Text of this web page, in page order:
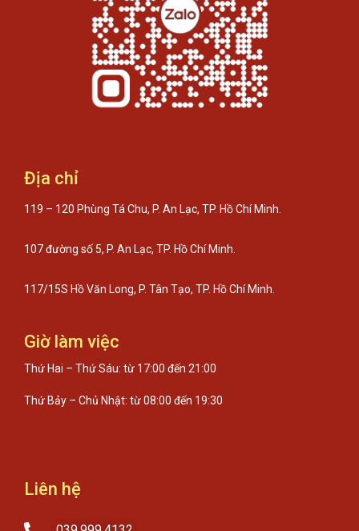
Địa chỉ
119 – 120 Phùng Tá Chu, P. An Lạc, TP. Hồ Chí Minh.
107 đường số 5, P. An Lạc, TP. Hồ Chí Minh.
117/15S Hồ Văn Long, P. Tân Tạo, TP. Hồ Chí Minh.
Giờ làm việc
Thứ Hai – Thứ Sáu: từ 17:00 đến 21:00
Thứ Bảy – Chủ Nhật: từ 08:00 đến 19:30
Liên hệ